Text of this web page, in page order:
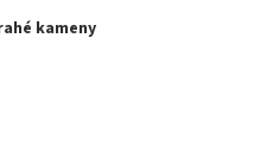
kameny